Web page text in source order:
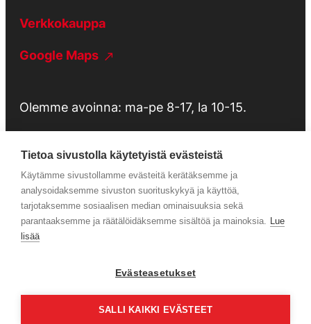
Verkkokauppa
Google Maps
Olemme avoinna: ma-pe 8-17, la 10-15.
Tietosuojaseloste
Huolto
Tietoa sivustolla käytetyistä evästeistä
Käytämme sivustollamme evästeitä kerätäksemme ja
analysoidaksemme sivuston suorituskykyä ja käyttöä,
tarjotaksemme sosiaalisen median ominaisuuksia sekä
parantaaksemme ja räätälöidäksemme sisältöä ja mainoksia. Lue
lisää
Evästeasetukset
SALLI KAIKKI EVÄSTEET